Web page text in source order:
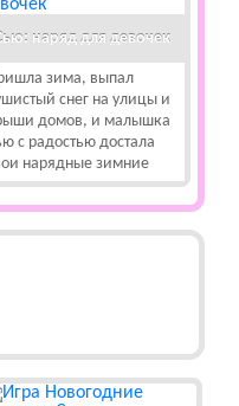
наряд для девочек
зима, выпал
снег на улицы и
домов, и малышка
с радостью достала
нарядные зимние